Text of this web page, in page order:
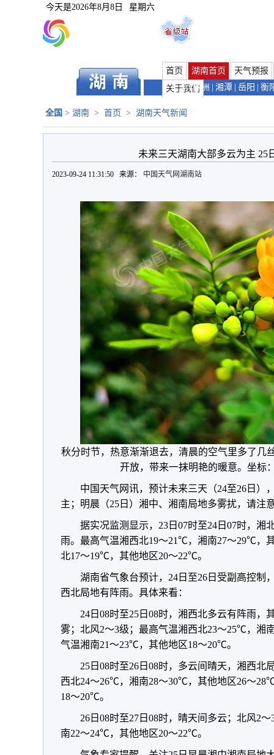
今天是2026年8月8日 星期六
首页 湖南首页
天气预报
关于我们
长沙 | 株洲 湘潭 岳阳 衡
全国 > 湖南 > 首页 > 湖南天气新闻
未来三天湖南大部多云为主 25
2023-09-24 11:31:50 来源： 中国天气网湖南站
秋分时节，热意渐渐退去，清晨的空气里多了几
开放，带来一抹明艳的暖意。坐标
中国天气网讯， 预计未来三天（24至26日）
主 ； 明晨（25日）湘中、湘南局地多雾扰， 请注
据实况监测显示， 23日07时至24日07时， 湘
雨。 最高气温湘西北19～21℃， 湘南27～29℃，
北17～19℃， 其他地区20～22℃。
湖南省气象台预计， 24日至26日受副高控制
西北局地有阵雨。 具体来看：
24日08时至25日08时， 湘西北多云有阵雨，
雾； 北风2～3级 ； 最高气温湘西北23～25℃， 湘
气温湘南21～23℃， 其他地区18～20℃。
25日08时至26日08时， 多云间晴天， 湘西北
西北24～26℃， 湘南28～30℃， 其他地区26～
18～20℃。
26日08时至27日08时， 晴天间多云； 北风2～
南22～24℃， 其他地区20～22℃。